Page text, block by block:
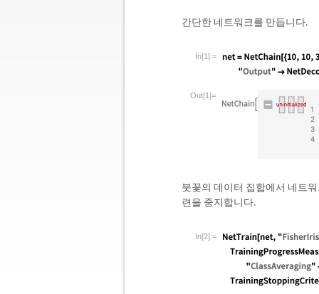
간단한 네트워크를 만듭니다.
In[1]:=
Out[1]=
붓꽃의 데이터 집합에서 네트
련을 중지합니다.
In[2]:=